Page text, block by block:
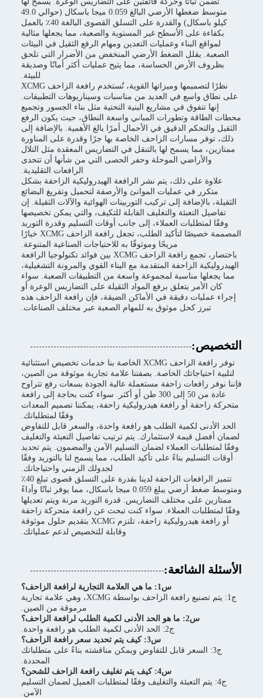
متوسط ضغطها الأرضي البالغ 0.059 ميجا باسكال (حوالي 49.0
كيلو باسكال) والقدرة على التسلق القصوى البالغة 40٪ بالعمل
بكفاءة على الأسطح غير المستوية والصعبة، مما يجعلها مثالية
لمواقع البناء وعمليات التعدين ومهام الرفع الثقيل في البيئات
الصعبة. يقلل الضغط الأرضي المنخفض من الأضرار التي تلحق
بظروف الأرض الحساسة، مما يتيح عمليات أكثر أمانًا وصديقة
للبيئة.
نظرًا لتصميمها وميزاتها القوية، تُستخدم رافعة الزاحف XCMG
على نطاق واسع في العديد من مناسبات وسيناريوهات التطبيقات.
إنها تتفوق في مشاريع البنية التحتية مثل بناء الجسور وتجميع
محطات الطاقة وتطورات المباني واسعة النطاق، حيث يكون الرفع
الثقيل والتحكم الدقيق في الأحمال أمرًا بالغ الأهمية. بالإضافة إلى
ذلك، توفر مسارات الزاحف الخاصة بها جرًا وقدرة على المناورة
ممتازين، مما يسمح لها بالتنقل في التضاريس المعقدة مثل التلال
والأراضي الموحلة وحفر الحصى التي من شأنها أن تتحدى
الرافعات التقليدية.
علاوة على ذلك، يتم نشر الرافعة الهيدروليكية الزاحفة بشكل
متكرر في عمليات الموانئ والأرصفة لتحميل وتفريغ البضائع
الثقيلة، بالإضافة إلى تركيب التوربينات الهوائية والآلات الثقيلة. إن
تفاصيل التعبئة والتغليف القابلة للتكيف، والتي يمكن تخصيصها
وفقًا لمتطلبات العملاء، إلى جانب أوقات التسليم وقدرة التوريد
المصممة خصيصًا لتأكيد الطلب، تجعل رافعة الزاحف XCMG خيارًا
مريحًا وموثوقًا به للاحتياجات الصناعية المتنوعة.
باختصار، تجمع رافعة الزاحف XCMG بين فوائد تكنولوجيا الرافعة
الهيدروليكية الزاحفة المتقدمة مع البناء القوي والمرونة التشغيلية،
مما يجعلها مناسبة لمجموعة واسعة من التطبيقات الصعبة. سواء
كان الأمر يتعلق برفع المواد الثقيلة على التضاريس الوعرة أو
إجراء عمليات دقيقة في الأماكن الضيقة، فإن رافعة الزاحف هذه
تبرز كحل موثوق به للمهام الصعبة عبر مختلف الصناعات.
التخصيص:
توفر رافعة الزاحف XCMG الخاصة بنا خدمات تخصيص استثنائية
لتلبية احتياجاتك الخاصة. بصفتنا علامة تجارية موثوقة من الصين،
فإننا نوفر رافعات زاحفة مستعملة عالية الجودة بسعات رفع تتراوح
عادة من 50 إلى 300 طن أو أكثر. سواء كنت بحاجة إلى رافعة
متحركة زاحفة أو رافعة هيدروليكية زاحفة، يمكننا تصميم المعدات
وفقًا لمتطلباتك.
الحد الأدنى لكمية الطلب هو رافعة واحدة، والسعر قابل للتفاوض
لضمان أفضل قيمة لاستثمارك. يتم ترتيب تفاصيل التعبئة والتغليف
وفقًا لمتطلبات العملاء لضمان التسليم الآمن والمضمون. يتم تحديد
أوقات التسليم بناءً على تأكيد الطلب، مما يسمح لنا بالتوريد وفقًا
لجدولك الزمني واحتياجاتك.
تتميز الرافعات الزاحفة لدينا بقدرة على التسلق قصوى تبلغ 40٪
ومتوسط ضغط أرضي يبلغ 0.059 ميجا باسكال، مما يوفر ثباتًا وأداءً
ممتازين على مختلف التضاريس. قدرة التوريد مرنة ويتم تعديلها
وفقًا لمتطلبات العملاء. سواء كنت تبحث عن رافعة متحركة زاحفة
أو رافعة هيدروليكية زاحفة، تلتزم XCMG بتقديم حلول موثوقة
وقابلة للتخصيص لدعم عملياتك.
الأسئلة الشائعة:
س1: ما هي العلامة التجارية لرافعة الزاحف؟
ج1: يتم تصنيع رافعة الزاحف بواسطة XCMG، وهي علامة تجارية
مرموقة من الصين.
س2: ما هو الحد الأدنى لكمية الطلب لرافعة الزاحف؟
ج2: الحد الأدنى لكمية الطلب هو رافعة واحدة.
س3: كيف يتم تحديد سعر رافعة الزاحف؟
ج3: السعر قابل للتفاوض ويمكن مناقشته بناءً على متطلباتك
المحددة.
س4: كيف يتم تغليف رافعة الزاحف للشحن؟
ج4: يتم التعبئة والتغليف وفقًا لمتطلبات العميل لضمان التسليم
الآمن.